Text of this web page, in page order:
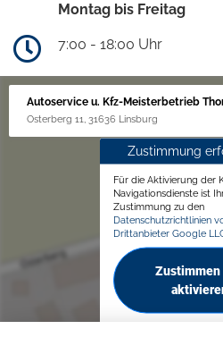
Montag bis Freitag
7:00 - 18:00 Uhr
Autoservice u. Kfz-Meisterbetrieb
Osterberg 11, 31636 Linsburg
Zustimmung
Für die Aktivierung der
Navigationsdienste ist
Zustimmung zu den
Datenschutzrichtlinien
Drittanbieter Google
Zustimmen